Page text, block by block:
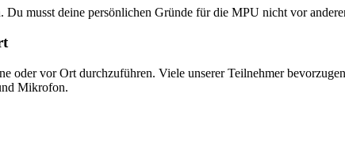
musst deine persönlichen Gründe für die MPU nicht vor
oder vor Ort durchzuführen. Viele unserer Teilnehmer
Mikrofon.